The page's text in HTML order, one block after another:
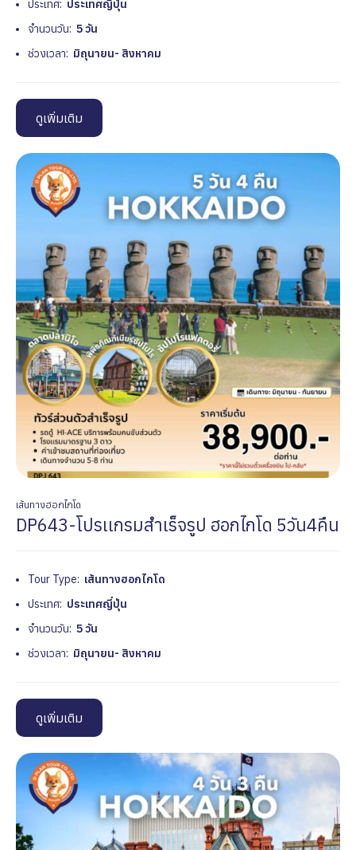
ประเทศ: ประเทศญี่ปุ่น
จำนวนวัน: 5 วัน
ช่วงเวลา: มิถุนายน- สิงหาคม
ดูเพิ่มเติม
เส้นทางฮอกไกโด
DP643-โปรเเกรมสำเร็จรูป ฮอกไกโด 5วัน4คืน
Tour Type: เส้นทางฮอกไกโด
ประเทศ: ประเทศญี่ปุ่น
จำนวนวัน: 5 วัน
ช่วงเวลา: มิถุนายน- สิงหาคม
ดูเพิ่มเติม